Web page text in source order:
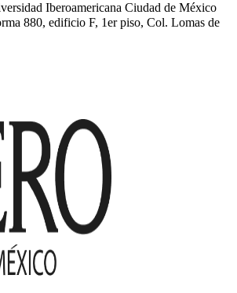
Iberoamericana Ciudad de México
880, edificio F, 1er piso, Col. Lomas de